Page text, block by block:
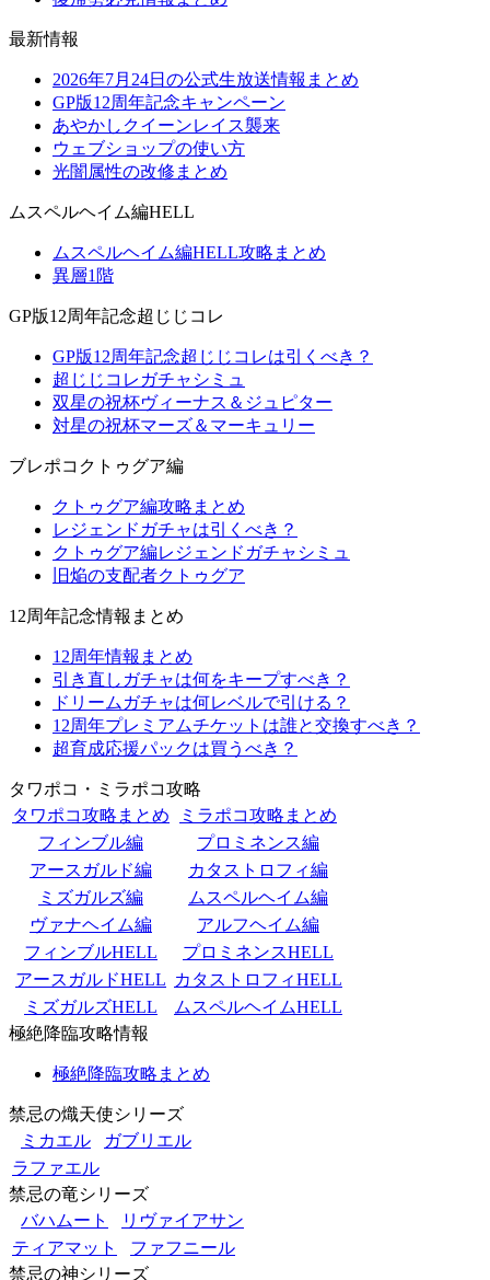
最新情報
2026年7月24日の公式生放送情報まとめ
GP版12周年記念キャンペーン
あやかしクイーンレイス襲来
ウェブショップの使い方
光闇属性の改修まとめ
ムスペルヘイム編HELL
ムスペルヘイム編HELL攻略まとめ
異層1階
GP版12周年記念超じじコレ
GP版12周年記念超じじコレは引くべき？
超じじコレガチャシミュ
双星の祝杯ヴィーナス＆ジュピター
対星の祝杯マーズ＆マーキュリー
ブレポコクトゥグア編
クトゥグア編攻略まとめ
レジェンドガチャは引くべき？
クトゥグア編レジェンドガチャシミュ
旧焔の支配者クトゥグア
12周年記念情報まとめ
12周年情報まとめ
引き直しガチャは何をキープすべき？
ドリームガチャは何レベルで引ける？
12周年プレミアムチケットは誰と交換すべき？
超育成応援パックは買うべき？
タワポコ・ミラポコ攻略
タワポコ攻略まとめ
ミラポコ攻略まとめ
フィンブル編
プロミネンス編
アースガルド編
カタストロフィ編
ミズガルズ編
ムスペルヘイム編
ヴァナヘイム編
アルフヘイム編
フィンブルHELL
プロミネンスHELL
アースガルドHELL カタストロフィHELL
ミズガルズHELL
ムスペルヘイムHELL
極絶降臨攻略情報
極絶降臨攻略まとめ
禁忌の熾天使シリーズ
ミカエル
ガブリエル
ラファエル
禁忌の竜シリーズ
バハムート
リヴァイアサン
ティアマット
ファフニール
禁忌の神シリーズ